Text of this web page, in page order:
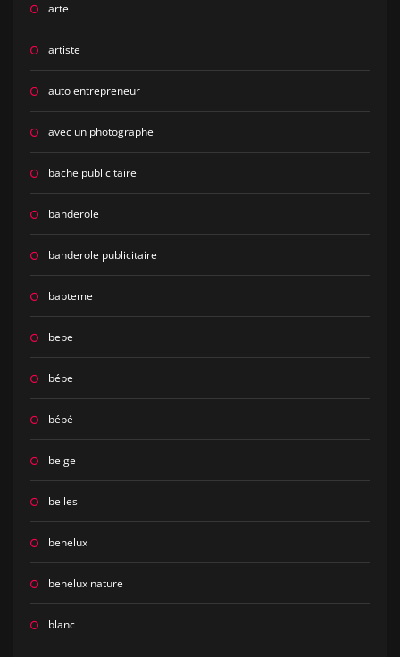
arte
artiste
auto entrepreneur
avec un photographe
bache publicitaire
banderole
banderole publicitaire
bapteme
bebe
bébe
bébé
belge
belles
benelux
benelux nature
blanc